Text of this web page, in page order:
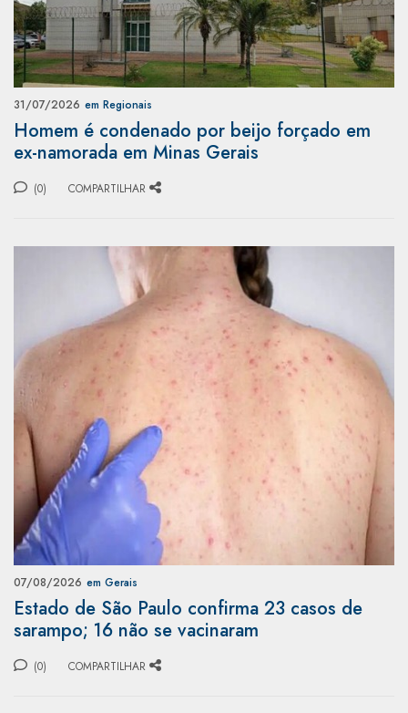
31/07/2026 em Regionais
Homem é condenado por beijo forçado em
ex-namorada em Minas Gerais
(0) COMPARTILHAR
07/08/2026 em Gerais
Estado de São Paulo confirma 23 casos de
sarampo; 16 não se vacinaram
(0) COMPARTILHAR